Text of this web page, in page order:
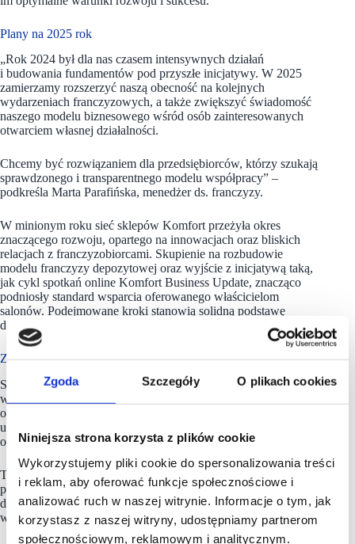
Zgoda Szczegóły O plikach cookies
Niniejsza strona korzysta z plików cookie
Wykorzystujemy pliki cookie do spersonalizowania treści
i reklam, aby oferować funkcje społecznościowe i
analizować ruch w naszej witrynie. Informacje o tym, jak
korzystasz z naszej witryny, udostępniamy partnerom
społecznościowym, reklamowym i analitycznym.
Plany na 2025 rok
„Rok 2024 był dla nas czasem intensywnych działań
i budowania fundamentów pod przyszłe inicjatywy. W 2025
zamierzamy rozszerzyć naszą obecność na kolejnych
wydarzeniach franczyzowych, a także zwiększyć świadomość
naszego modelu biznesowego wśród osób zainteresowanych
otwarciem własnej działalności.
Chcemy być rozwiązaniem dla przedsiębiorców, którzy szukają
sprawdzonego i transparentnego modelu współpracy” –
podkreśla Marta Parafińska, menedżer ds. franczyzy.
W minionym roku sieć sklepów Komfort przeżyła okres
znaczącego rozwoju, opartego na innowacjach oraz bliskich
relacjach z franczyzobiorcami. Skupienie na rozbudowie
modelu franczyzy depozytowej oraz wyjście z inicjatywą taką,
jak cykl spotkań online Komfort Business Update, znacząco
podniosły standard wsparcia oferowanego właścicielom
salonów. Podejmowane kroki stanowią solidną podstawę
do dalszej ekspansji w nadchodzących latach.
Z ponad 160. salonami
Sklepy
Komfort S.A
. to wiodąca marka w branży wyposażenia
wnętrz, która od ponad 30 lat jest obecna w Polsce. W swojej
ofercie posiada wszystko, co potrzebne do kompleksowego
urządzenia łazienki, wykończenia podłóg, wyboru drzwi
oraz zaprojektowania kuchni i innych domowych wnętrz.
To profesjonalne usługi i produkty od renomowanych
producentów. Firma stawia na innowacyjność i nowoczesność,
dbając na każdym kroku o satysfakcję swoich klientów
w ponad 160 salonach stacjonarnych i wsklepie internetowym.